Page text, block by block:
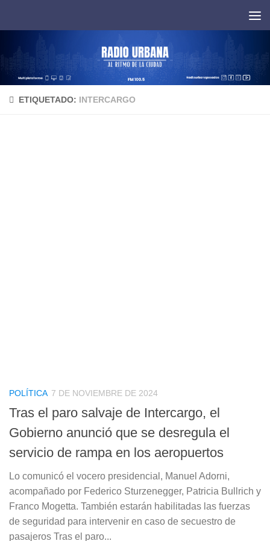
ETIQUETADO: INTERCARGO
POLÍTICA 7 DE NOVIEMBRE DE 2024
Tras el paro salvaje de Intercargo, el
Gobierno anunció que se desregula el
servicio de rampa en los aeropuertos
Lo comunicó el vocero presidencial, Manuel Adorni,
acompañado por Federico Sturzenegger, Patricia Bullrich y
Franco Mogetta. También estarán habilitadas las fuerzas
de seguridad para intervenir en caso de secuestro de
pasajeros Tras el paro...